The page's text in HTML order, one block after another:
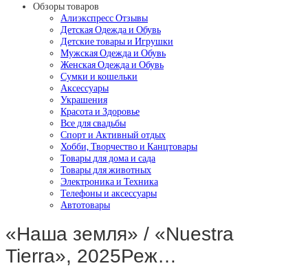
Обзоры товаров
Алиэкспресс Отзывы
Детская Одежда и Обувь
Детские товары и Игрушки
Мужская Одежда и Обувь
Женская Одежда и Обувь
Сумки и кошельки
Аксессуары
Украшения
Красота и Здоровье
Все для свадьбы
Спорт и Активный отдых
Хобби, Творчество и Канцтовары
Товары для дома и сада
Товары для животных
Электроника и Техника
Телефоны и аксессуары
Автотовары
«Наша земля» / «Nuestra
Tierra», 2025Реж…